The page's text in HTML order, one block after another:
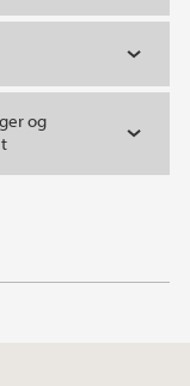
og